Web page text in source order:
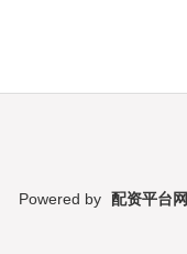
Powered by 配资平台